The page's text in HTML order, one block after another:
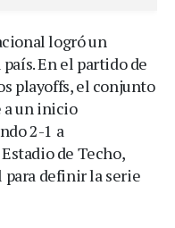
logró un
En el partido de
playoffs, el conjunto
a un inicio
2-1 a
de Techo,
para definir la serie